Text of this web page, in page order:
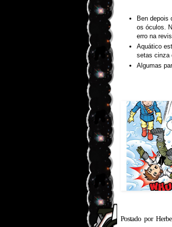
Ben depois
os óculos.
erro na
Aquático
setas cinza
Algumas
Postado por